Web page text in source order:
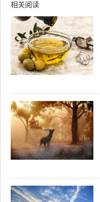
相关阅读